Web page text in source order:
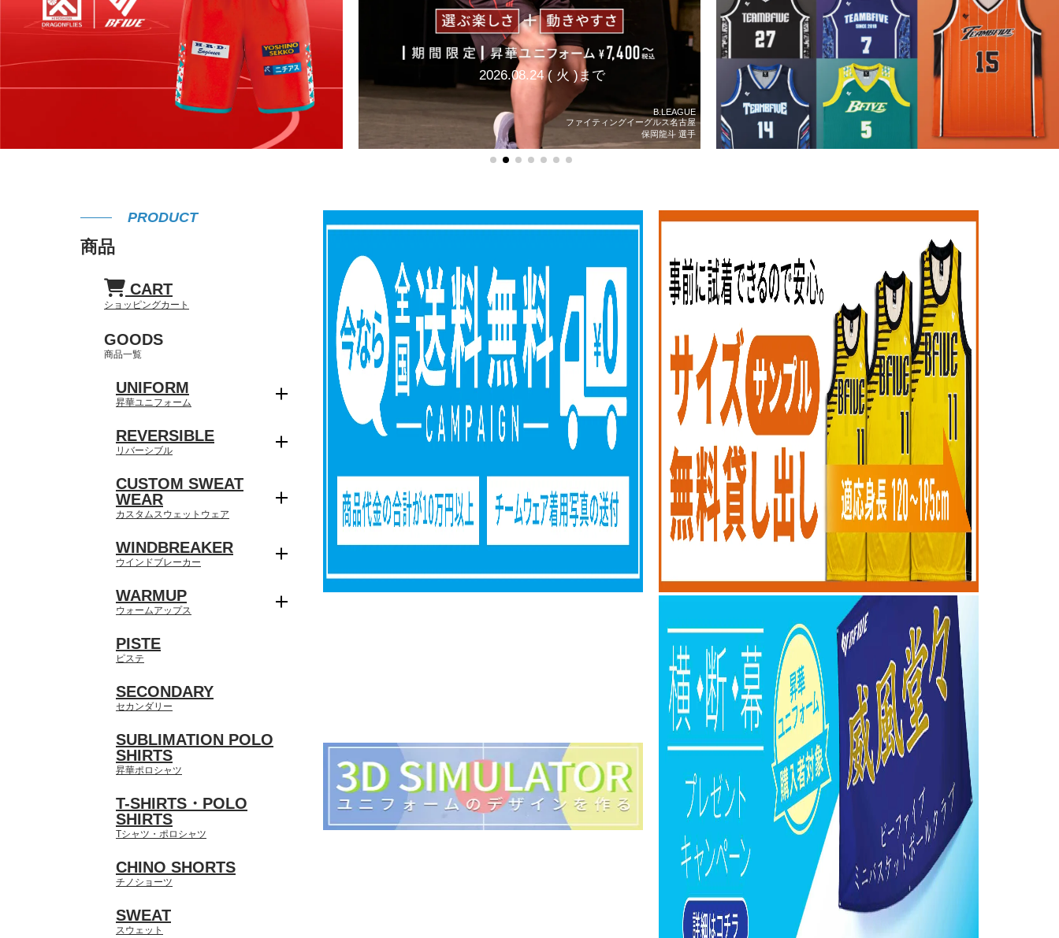
2026.08.24 ( 火 )まで
B.LEAGUE
ファイティングイーグルス名古屋
保岡龍斗 選手
PRODUCT
商品
CART
ショッピングカート
GOODS
商品一覧
UNIFORM
昇華ユニフォーム
REVERSIBLE
リバーシブル
CUSTOM SWEAT
WEAR
カスタムスウェットウェア
WINDBREAKER
ウインドブレーカー
WARMUP
ウォームアップス
PISTE
ピステ
SECONDARY
セカンダリー
SUBLIMATION POLO
SHIRTS
昇華ポロシャツ
T-SHIRTS・POLO
SHIRTS
Tシャツ・ポロシャツ
CHINO SHORTS
チノショーツ
SWEAT
スウェット